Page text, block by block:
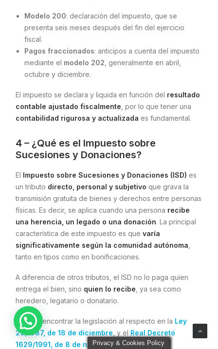
Modelo 200: declaración del impuesto, que se
presenta seis meses después del fin del ejercicio
fiscal.
Pagos fraccionados: anticipos a cuenta del impuesto
mediante el modelo 202 , generalmente en abril,
octubre y diciembre.
El impuesto se declara y liquida en función del resultado
contable ajustado fiscalmente , por lo que tener una
contabilidad rigurosa y actualizada es fundamental.
4 – ¿Qué es el Impuesto sobre
Sucesiones y Donaciones?
El Impuesto sobre Sucesiones y Donaciones (ISD) es
un tributo directo, personal y subjetivo que grava la
transmisión gratuita de bienes y derechos entre personas
físicas. Es decir, se aplica cuando una persona recibe
una herencia, un legado o una donación. La principal
característica de este impuesto es que varía
significativamente según la comunidad autónoma
tanto en tipos como en bonificaciones.
A diferencia de otros tributos, el ISD no lo paga quien
entrega el bien, sino quien lo recibe , ya sea como
heredero, legatario o donatario.
Puedes encontrar la legislación al respecto en la Ley
29/1987, de 18 de diciembre , y el Real Decreto
1629/1991, de 8 de noviembre.
Privacy & Cookies Policy